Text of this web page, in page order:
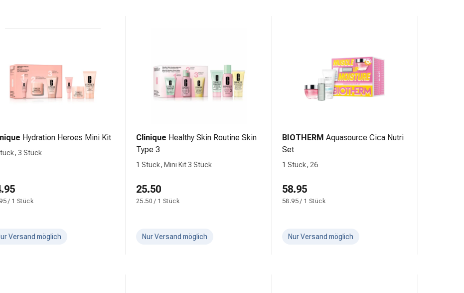
Hydration Heroes Mini Kit
3 Stück
/ 1 Stück
Versand möglich
Clinique Healthy Skin Routine Skin
Type 3
1 Stück, Mini Kit 3 Stück
25.50
25.50 / 1 Stück
Nur Versand möglich
BIOTHERM Aquasource Cica Nutri
Set
1 Stück, 26
58.95
58.95 / 1 Stück
Nur Versand möglich